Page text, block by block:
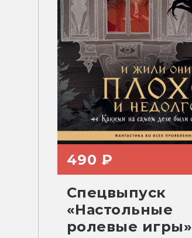
490 ₽
Спецвыпуск
«Настольные
ролевые игры»